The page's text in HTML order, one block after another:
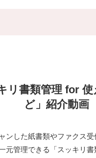
リ書類管理 for
ど」紹介動画
ンした紙書類やファクス
元管理できる「スッキリ